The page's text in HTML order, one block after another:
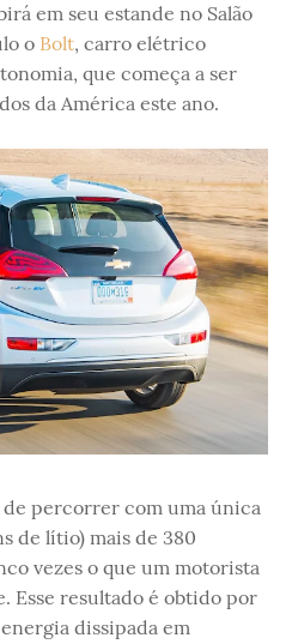
em seu estande no Salão
o Bolt, carro elétrico
que começa a ser
da América este ano.
percorrer com uma única
de lítio) mais de 380
vezes o que um motorista
Esse resultado é obtido por
dissipada em